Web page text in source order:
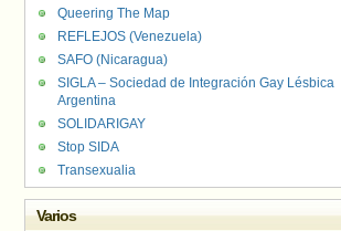
Queering The Map
REFLEJOS (Venezuela)
SAFO (Nicaragua)
SIGLA – Sociedad de Integración Gay Lésbica
Argentina
SOLIDARIGAY
Stop SIDA
Transexualia
Varios